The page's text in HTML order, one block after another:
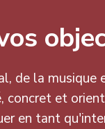
de la
concret et
en tant